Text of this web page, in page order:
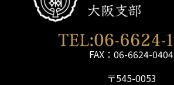
FAX：06-6624-0404
〒545-0053